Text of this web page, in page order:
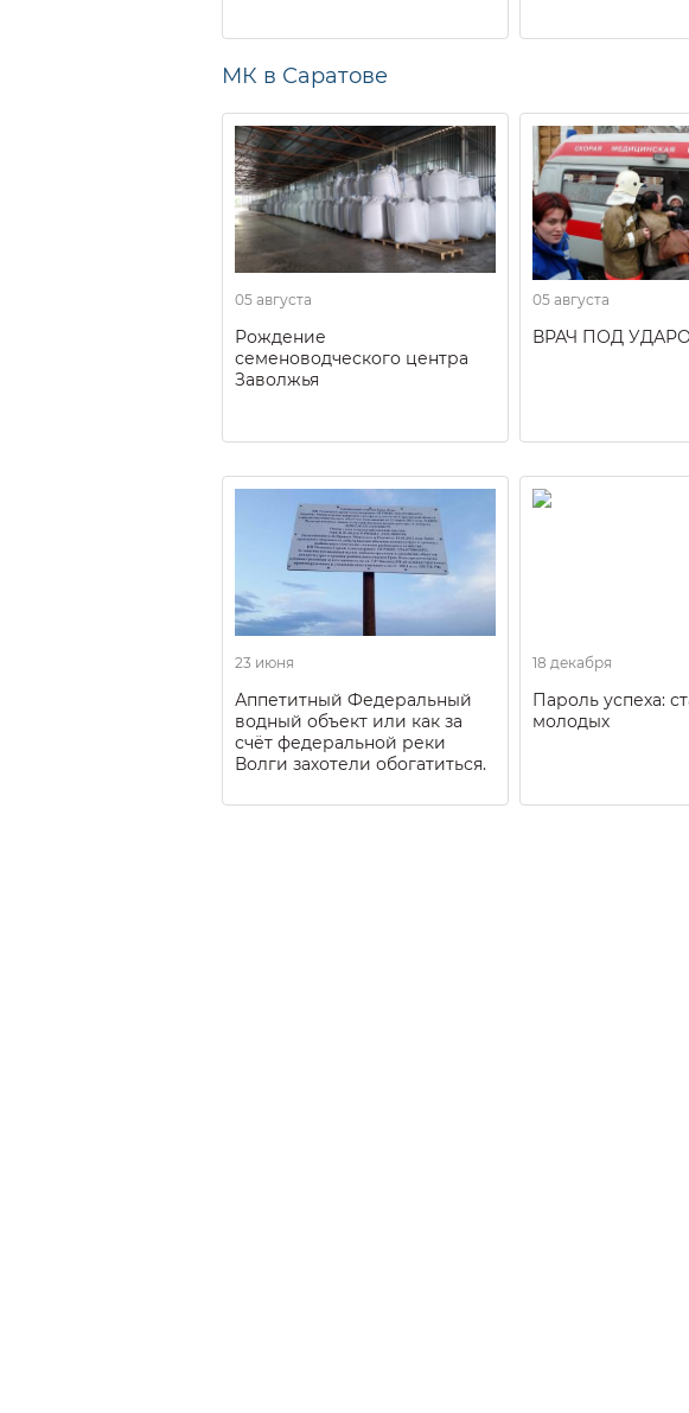
МК в Саратове
05 августа
Рождение
семеноводческого центра
Заволжья
05 августа
ВРАЧ ПОД
23 июня
Аппетитный Федеральный
водный объект или как за
счёт федеральной реки
Волги захотели обогатиться.
18 декабря
Пароль успеха:
молодых